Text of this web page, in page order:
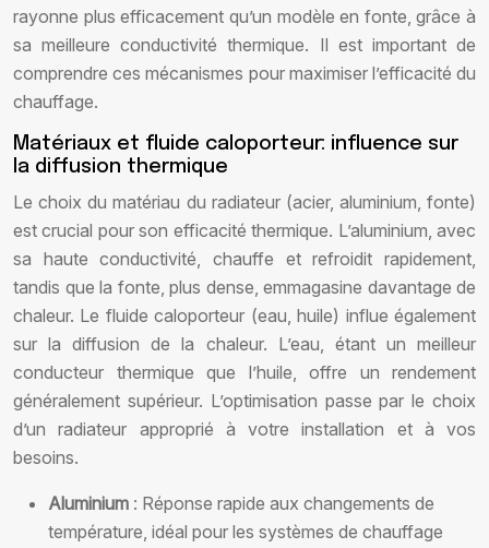
rayonne plus efficacement qu’un modèle en fonte, grâce à
sa meilleure conductivité thermique. Il est important de
comprendre ces mécanismes pour maximiser l’efficacité du
chauffage.
Matériaux et fluide caloporteur: influence sur
la diffusion thermique
Le choix du matériau du radiateur (acier, aluminium, fonte)
est crucial pour son efficacité thermique. L’aluminium, avec
sa haute conductivité, chauffe et refroidit rapidement,
tandis que la fonte, plus dense, emmagasine davantage de
chaleur. Le fluide caloporteur (eau, huile) influe également
sur la diffusion de la chaleur. L’eau, étant un meilleur
conducteur thermique que l’huile, offre un rendement
généralement supérieur. L’optimisation passe par le choix
d’un radiateur approprié à votre installation et à vos
besoins.
Aluminium : Réponse rapide aux changements de
température, idéal pour les systèmes de chauffage